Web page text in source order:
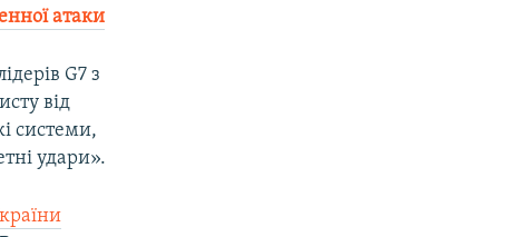
атаки
G7 з
від
системи,
удари».